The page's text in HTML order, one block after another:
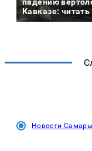
Кавказе: читать
Новости Самары